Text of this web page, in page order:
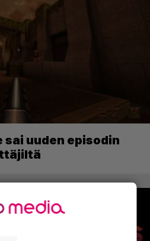
uuden episodin